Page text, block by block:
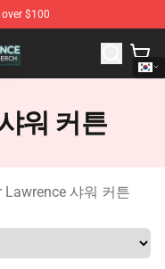
$100
Jennifer Lawrence
워 커튼
Lawrence 샤워 커튼